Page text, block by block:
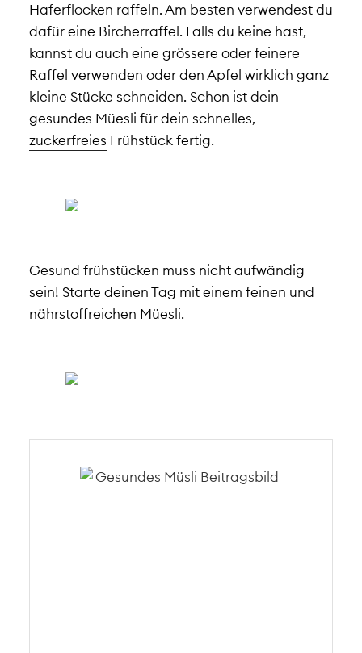
Haferflocken raffeln. Am besten verwendest du
dafür eine Bircherraffel. Falls du keine hast,
kannst du auch eine grössere oder feinere
Raffel verwenden oder den Apfel wirklich ganz
kleine Stücke schneiden. Schon ist dein
gesundes Müesli für dein schnelles,
zuckerfreies Frühstück fertig.
Gesund frühstücken muss nicht aufwändig
sein! Starte deinen Tag mit einem feinen und
nährstoffreichen Müesli.